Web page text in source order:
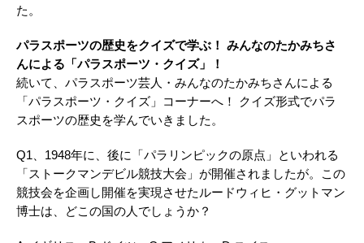
た。
パラスポーツの歴史をクイズで学ぶ！ みんなのたかみちさ
んによる「パラスポーツ・クイズ」！
続いて、パラスポーツ芸人・みんなのたかみちさんによる
「パラスポーツ・クイズ」コーナーへ！ クイズ形式でパラ
スポーツの歴史を学んでいきました。
Q1、1948年に、後に「パラリンピックの原点」といわれる
「ストークマンデビル競技大会」が開催されましたが。この
競技会を企画し開催を実現させたルードウィヒ・グットマン
博士は、どこの国の人でしょうか？